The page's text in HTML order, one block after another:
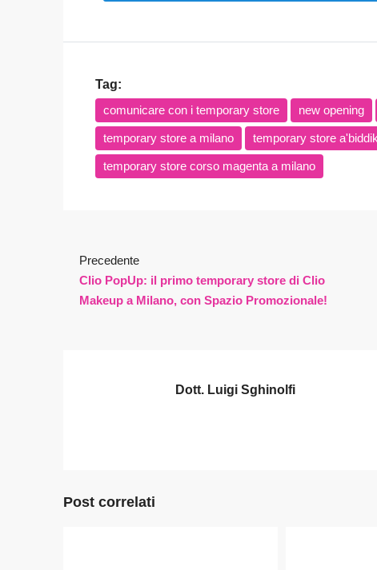
Tag:
comunicare con i temporary store
new opening
temporary store a milano temporary store
temporary store corso magenta a milano
Precedente
Clio PopUp: il primo temporary store di Clio
Makeup a Milano, con Spazio Promozionale!
Dott. Luigi Sghinolfi
Post correlati